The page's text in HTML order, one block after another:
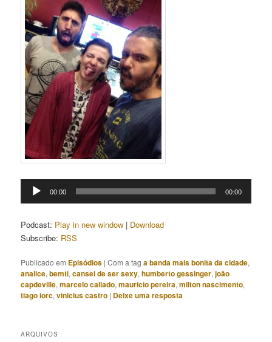
Tocador
00:00 00:00
Podcast: Play in new window | Download
Subscribe: RSS
Publicado em Episódios |Com a taga banda mais bonita da cidade,
analice,bemti,cansei de ser sexy,humberto gessinger,joão
capdeville,marcelo callado,mauricio pereira,milton nascimento,
tiago iorc,vinicius castro | Deixe uma resposta
ARQUIVOS